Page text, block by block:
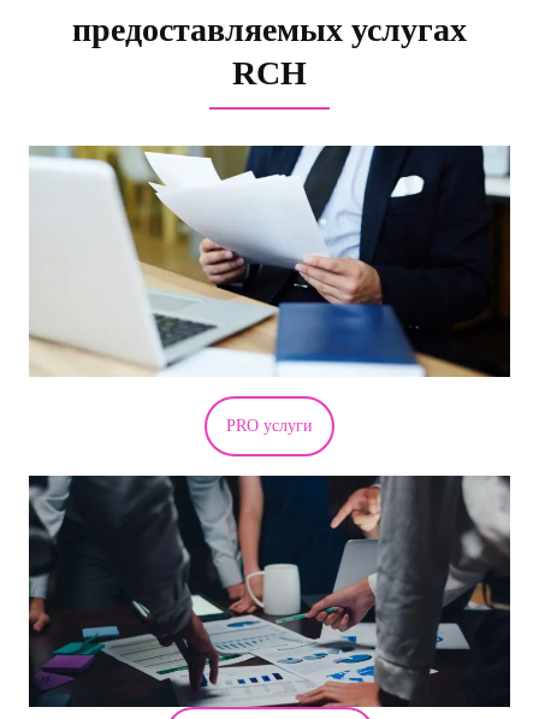
предоставляемых услугах
RCH
PRO услуги